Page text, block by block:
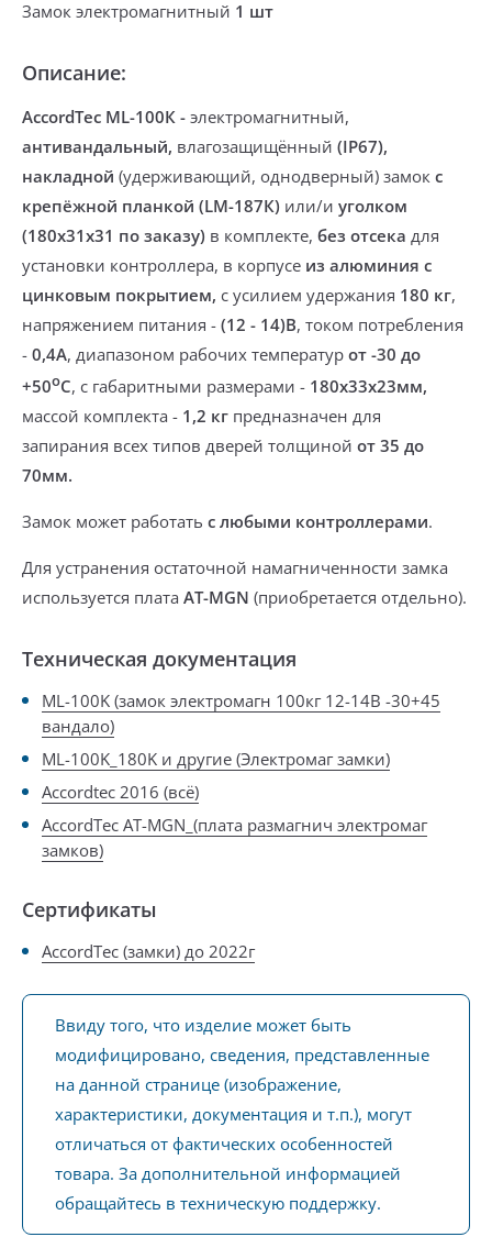
Замок электромагнитный 1 шт
Описание:
AccordTec ML-100К - электромагнитный,
антивандальный, влагозащищённый (IP67),
накладной (удерживающий, однодверный) замок с
крепёжной планкой (LM-187К) или/и уголком
(180х31х31 по заказу) в комплекте, без отсека для
установки контроллера, в корпусе из алюминия с
цинковым покрытием, с усилием удержания 180 кг,
напряжением питания - (12 - 14)В, током потребления
- 0,4А, диапазоном рабочих температур от -30 до
+50оС, с габаритными размерами - 180х33х23мм,
массой комплекта - 1,2 кг предназначен для
запирания всех типов дверей толщиной от 35 до
70мм.
Замок может работать с любыми контроллерами.
Для устранения остаточной намагниченности замка
используется плата AT-MGN (приобретается отдельно).
Техническая документация
ML-100K (замок электромагн 100кг 12-14В -30+45
вандало)
ML-100K_180K и другие (Электромаг замки)
Accordtec 2016 (всё)
AccordTec AT-MGN_(плата размагнич электромаг
замков)
Сертификаты
AccordTec (замки) до 2022г
Ввиду того, что изделие может быть
модифицировано, сведения, представленные
на данной странице (изображение,
характеристики, документация и т.п.), могут
отличаться от фактических особенностей
товара. За дополнительной информацией
обращайтесь в техническую поддержку.